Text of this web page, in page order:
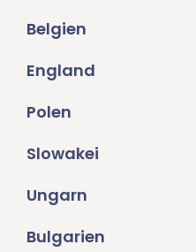
Belgien
England
Polen
Slowakei
Ungarn
Bulgarien